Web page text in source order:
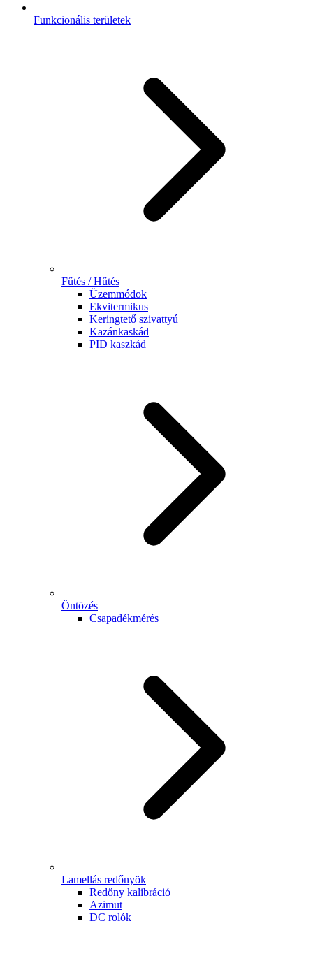
Funkcionális területek
Fűtés / Hűtés
Üzemmódok
Ekvitermikus
Keringtető szivattyú
Kazánkaskád
PID kaszkád
Öntözés
Csapadékmérés
Lamellás redőnyök
Redőny kalibráció
Azimut
DC rolók